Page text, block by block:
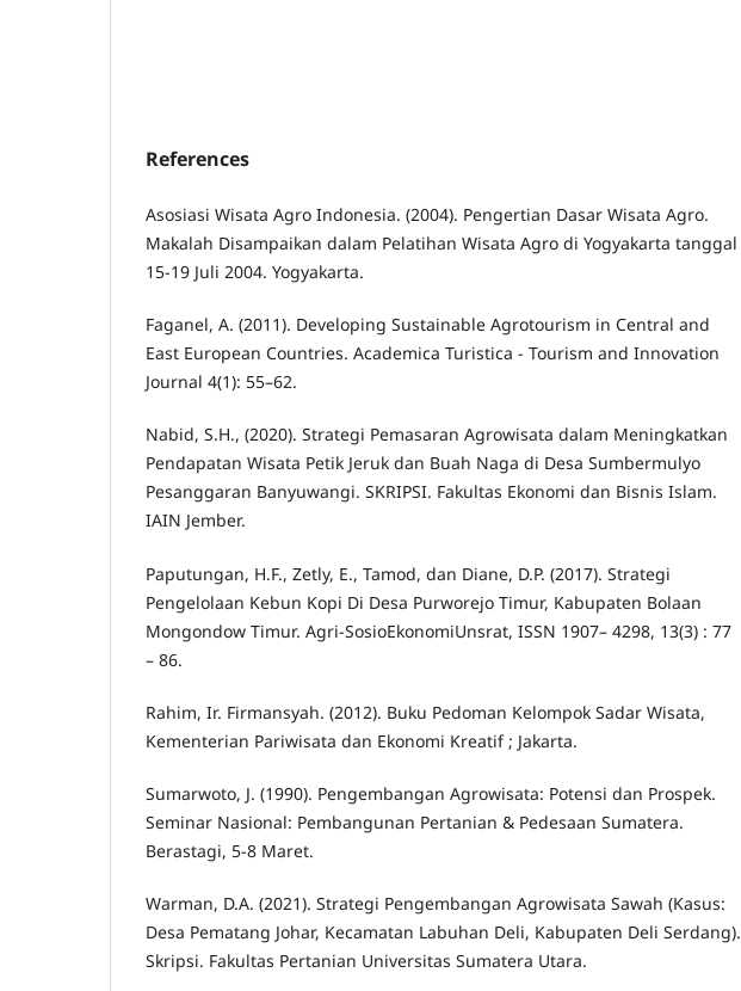
References
Asosiasi Wisata Agro Indonesia. (2004). Pengertian Dasar Wisata Agro.
Makalah Disampaikan dalam Pelatihan Wisata Agro di Yogyakarta tanggal
15-19 Juli 2004. Yogyakarta.
Faganel, A. (2011). Developing Sustainable Agrotourism in Central and
East European Countries. Academica Turistica - Tourism and Innovation
Journal 4(1): 55–62.
Nabid, S.H., (2020). Strategi Pemasaran Agrowisata dalam Meningkatkan
Pendapatan Wisata Petik Jeruk dan Buah Naga di Desa Sumbermulyo
Pesanggaran Banyuwangi. SKRIPSI. Fakultas Ekonomi dan Bisnis Islam.
IAIN Jember.
Paputungan, H.F., Zetly, E., Tamod, dan Diane, D.P. (2017). Strategi
Pengelolaan Kebun Kopi Di Desa Purworejo Timur, Kabupaten Bolaan
Mongondow Timur. Agri-SosioEkonomiUnsrat, ISSN 1907– 4298, 13(3) : 77
– 86.
Rahim, Ir. Firmansyah. (2012). Buku Pedoman Kelompok Sadar Wisata,
Kementerian Pariwisata dan Ekonomi Kreatif ; Jakarta.
Sumarwoto, J. (1990). Pengembangan Agrowisata: Potensi dan Prospek.
Seminar Nasional: Pembangunan Pertanian & Pedesaan Sumatera.
Berastagi, 5-8 Maret.
Warman, D.A. (2021). Strategi Pengembangan Agrowisata Sawah (Kasus:
Desa Pematang Johar, Kecamatan Labuhan Deli, Kabupaten Deli Serdang).
Skripsi. Fakultas Pertanian Universitas Sumatera Utara.